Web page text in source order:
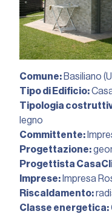
Comune: Basiliano
Tipo di Edificio:
Tipologia
legno
Committente:
Progettazione:
Progettista
Imprese: Impresa
Riscaldamento:
Classe energetica: